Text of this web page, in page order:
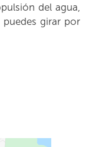
del agua,
girar por